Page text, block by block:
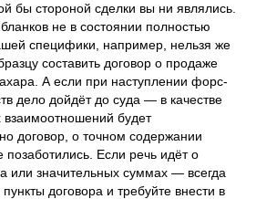
бы стороной сделки вы ни являлись.
не в состоянии полностью
специфики, например, нельзя же
составить договор о продаже
А если при наступлении форс-
дело дойдёт до суда — в качестве
будет
договор, о точном содержании
позаботились. Если речь идёт о
или значительных суммах — всегда
договора и требуйте внести в